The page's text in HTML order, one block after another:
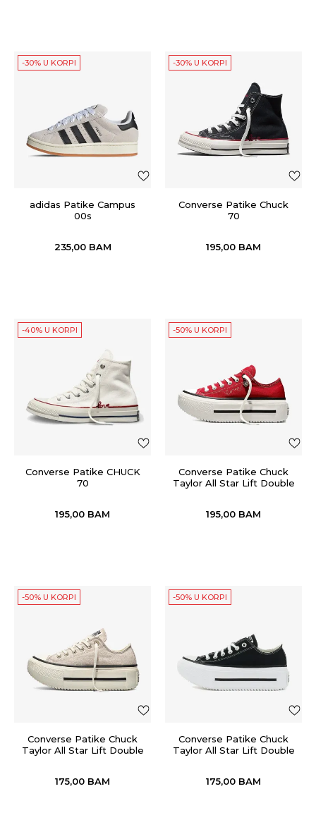
-30% U KORPI
adidas Patike Campus
00s
235,00 BAM
-30% U KORPI
Converse Patike Chuck
70
195,00 BAM
-40% U KORPI
Converse Patike CHUCK
70
195,00 BAM
-50% U KORPI
Converse Patike Chuck
Taylor All Star Lift Double
195,00 BAM
-50% U KORPI
Converse Patike Chuck
Taylor All Star Lift Double
175,00 BAM
-50% U KORPI
Converse Patike Chuck
Taylor All Star Lift Double
175,00 BAM